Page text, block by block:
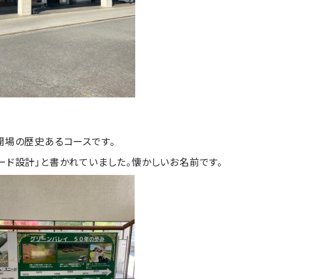
場の歴史あるコースです。
ド設計」と書かれていました。懐かしいお名前です。